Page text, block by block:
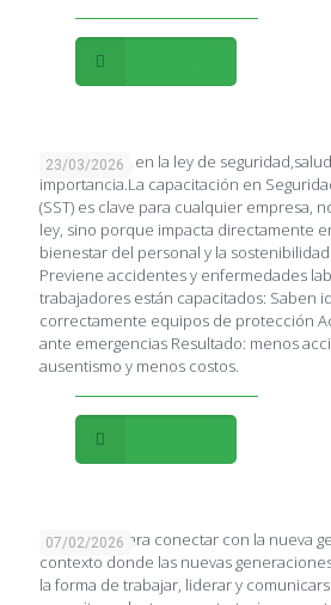
23/03/2026
Capacitación en la ley de
importancia.La capacitación en
(SST) es clave para cualquier empresa,
ley, sino porque impacta directamente
bienestar del personal y la
Previene accidentes y enfermedades
trabajadores están capacitados: Saben
correctamente equipos de protección
ante emergencias Resultado: menos
ausentismo y menos costos.
07/02/2026
Estrategias para conectar con la nueva
contexto donde las nuevas
la forma de trabajar, liderar y